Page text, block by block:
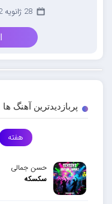
28 ژانویه 2022
پربازدیدترین آهنگ ها
هفته
حسن جمالی
سکسکه